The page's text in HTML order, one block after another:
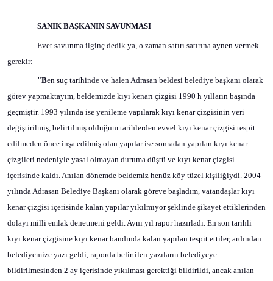
SANIK BAŞKANIN SAVUNMASI
Evet savunma ilginç dedik ya, o zaman satırı satırına aynen vermek
gerekir:
"Ben suç tarihinde ve halen Adrasan beldesi belediye başkanı olarak
görev yapmaktayım, beldemizde kıyı kenarı çizgisi 1990 h yılların başında
geçmiştir. 1993 yılında ise yenileme yapılarak kıyı kenar çizgisinin yeri
değiştirilmiş, belirtilmiş olduğum tarihlerden evvel kıyı kenar çizgisi tespit
edilmeden önce inşa edilmiş olan yapılar ise sonradan yapılan kıyı kenar
çizgileri nedeniyle yasal olmayan duruma düştü ve kıyı kenar çizgisi
içerisinde kaldı. Anılan dönemde beldemiz henüz köy tüzel kişiliğiydi. 2004
yılında Adrasan Belediye Başkanı olarak göreve başladım, vatandaşlar kıyı
kenar çizgisi içerisinde kalan yapılar yıkılmıyor şeklinde şikayet ettiklerinden
dolayı milli emlak denetmeni geldi. Aynı yıl rapor hazırladı. En son tarihli
kıyı kenar çizgisine kıyı kenar bandında kalan yapılan tespit ettiler, ardından
belediyemize yazı geldi, raporda belirtilen yazıların belediyeye
bildirilmesinden 2 ay içerisinde yıkılması gerektiği bildirildi, ancak anılan